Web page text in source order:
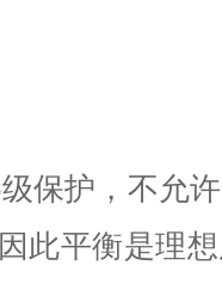
保护，不允
此平衡是理